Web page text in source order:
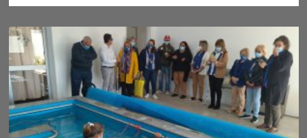
Final
17:
en
Trinidad.